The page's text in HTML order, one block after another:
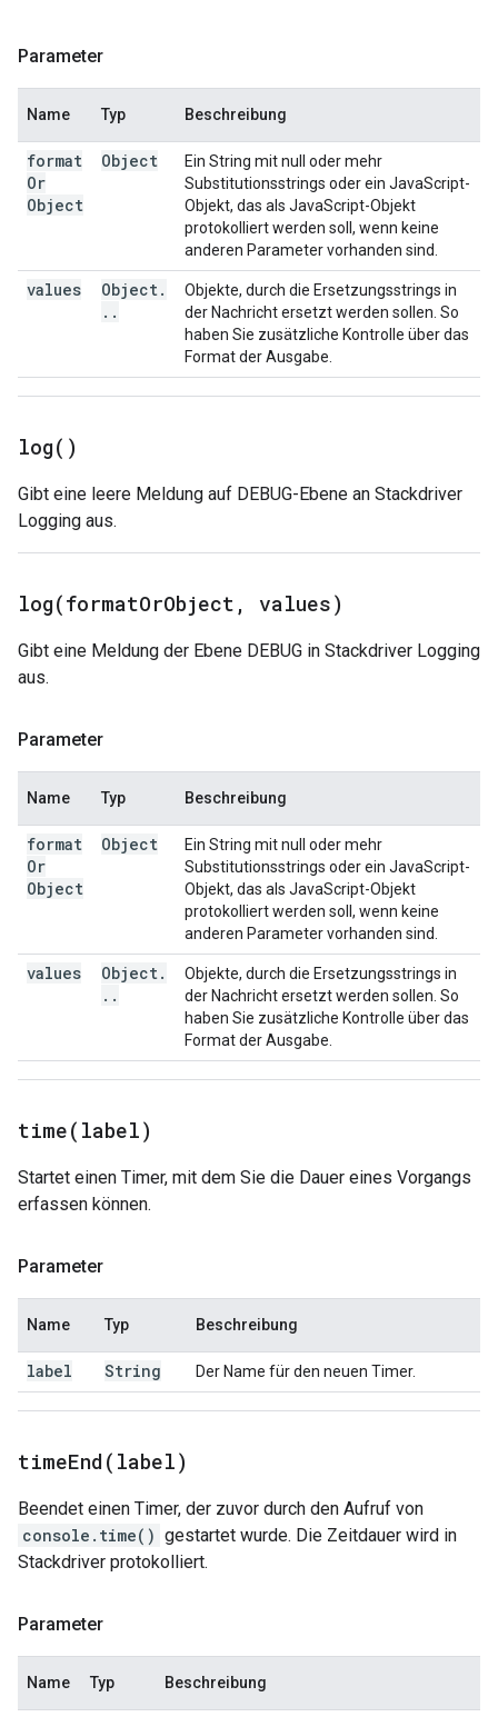
Parameter
Name Typ Beschreibung
format
Or
Object
Object
Ein String mit null oder mehr
Substitutionsstrings oder ein JavaScript-
Objekt, das als JavaScript-Objekt
protokolliert werden soll, wenn keine
anderen Parameter vorhanden sind.
values Object.
. .
Objekte, durch die Ersetzungsstrings in
der Nachricht ersetzt werden sollen. So
haben Sie zusätzliche Kontrolle über das
Format der Ausgabe.
log( )
Gibt eine leere Meldung auf DEBUG-Ebene an Stackdriver
Logging aus.
log(formatOrObject , values)
Gibt eine Meldung der Ebene DEBUG in Stackdriver Logging
aus.
Parameter
Name Typ Beschreibung
format
Or
Object
Object
Ein String mit null oder mehr
Substitutionsstrings oder ein JavaScript-
Objekt, das als JavaScript-Objekt
protokolliert werden soll, wenn keine
anderen Parameter vorhanden sind.
values Object.
. .
Objekte, durch die Ersetzungsstrings in
der Nachricht ersetzt werden sollen. So
haben Sie zusätzliche Kontrolle über das
Format der Ausgabe.
time( label)
Startet einen Timer, mit dem Sie die Dauer eines Vorgangs
erfassen können.
Parameter
Name Typ Beschreibung
label String Der Name für den neuen Timer.
timeEnd( label)
Beendet einen Timer, der zuvor durch den Aufruf von
console.time() gestartet wurde. Die Zeitdauer wird in
Stackdriver protokolliert.
Parameter
Name Typ Beschreibung